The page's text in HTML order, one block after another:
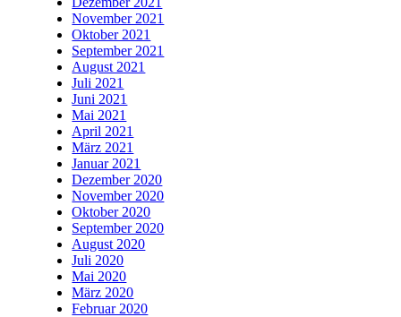
November 2021
Oktober 2021
September 2021
August 2021
Juli 2021
Juni 2021
Mai 2021
April 2021
März 2021
Januar 2021
Dezember 2020
November 2020
Oktober 2020
September 2020
August 2020
Juli 2020
Mai 2020
März 2020
Februar 2020